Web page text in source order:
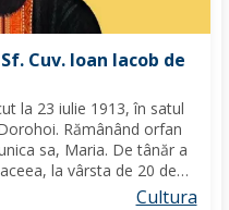
Cuv. Ioan Iacob de
la 23 iulie 1913, în satul
Rămânând orfan
sa, Maria. De tânăr a
la vârsta de 20 de
Mănăstirea Neamț. La 8
Cultura